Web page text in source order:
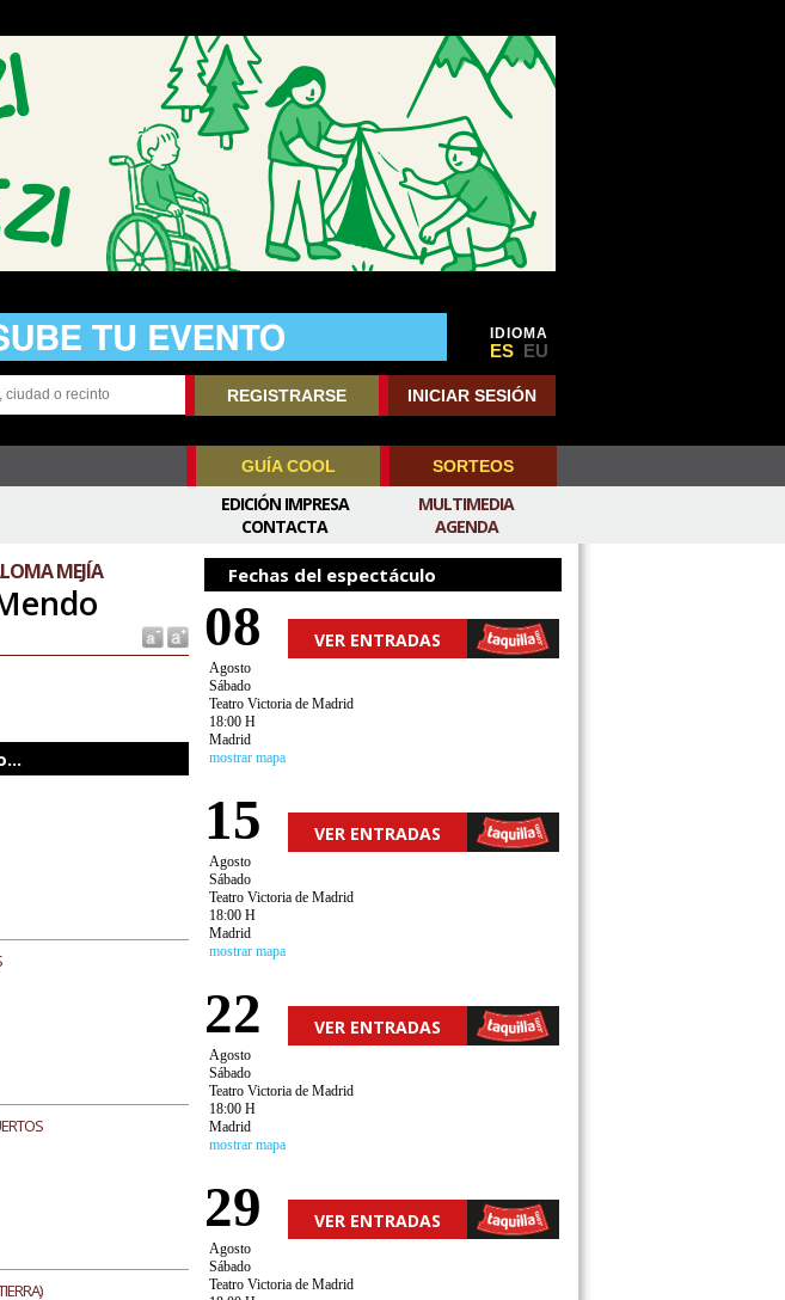
IDIOMA
ES EU
REGISTRARSE INICIAR SESIÓN
GUÍA COOL SORTEOS
MULTIMEDIA
AGENDA
EDICIÓN IMPRESA
CONTACTA
MEJÍA Fechas del espectáculo
08 VER ENTRADAS
Agosto
Sábado
Teatro Victoria de Madrid
18:00 H
Madrid
mostrar mapa
15 VER ENTRADAS
Agosto
Sábado
Teatro Victoria de Madrid
18:00 H
Madrid
mostrar mapa
22 VER ENTRADAS
Agosto
Sábado
Teatro Victoria de Madrid
18:00 H
Madrid
mostrar mapa
29 VER ENTRADAS
Agosto
Sábado
Teatro Victoria de Madrid